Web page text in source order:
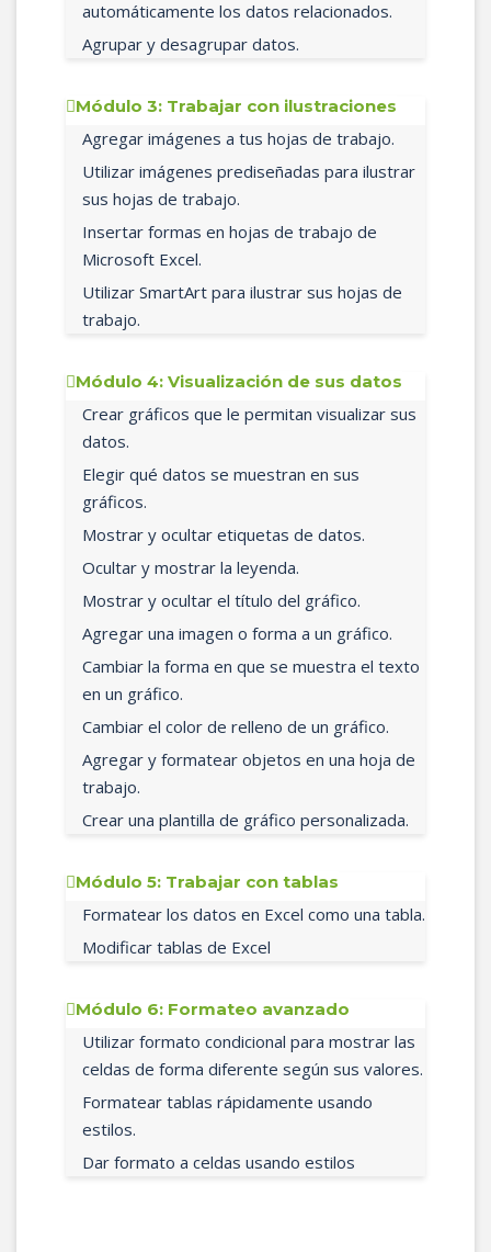
automáticamente los datos relacionados.
Agrupar y desagrupar datos.
Módulo 3: Trabajar con ilustraciones
Agregar imágenes a tus hojas de trabajo.
Utilizar imágenes prediseñadas para ilustrar
sus hojas de trabajo.
Insertar formas en hojas de trabajo de
Microsoft Excel.
Utilizar SmartArt para ilustrar sus hojas de
trabajo.
Módulo 4: Visualización de sus datos
Crear gráficos que le permitan visualizar sus
datos.
Elegir qué datos se muestran en sus
gráficos.
Mostrar y ocultar etiquetas de datos.
Ocultar y mostrar la leyenda.
Mostrar y ocultar el título del gráfico.
Agregar una imagen o forma a un gráfico.
Cambiar la forma en que se muestra el texto
en un gráfico.
Cambiar el color de relleno de un gráfico.
Agregar y formatear objetos en una hoja de
trabajo.
Crear una plantilla de gráfico personalizada.
Módulo 5: Trabajar con tablas
Formatear los datos en Excel como una tabla.
Modificar tablas de Excel
Módulo 6: Formateo avanzado
Utilizar formato condicional para mostrar las
celdas de forma diferente según sus valores.
Formatear tablas rápidamente usando
estilos.
Dar formato a celdas usando estilos